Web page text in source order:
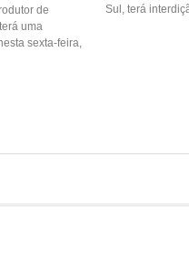
de
uma
sexta-feira,
Sul, terá